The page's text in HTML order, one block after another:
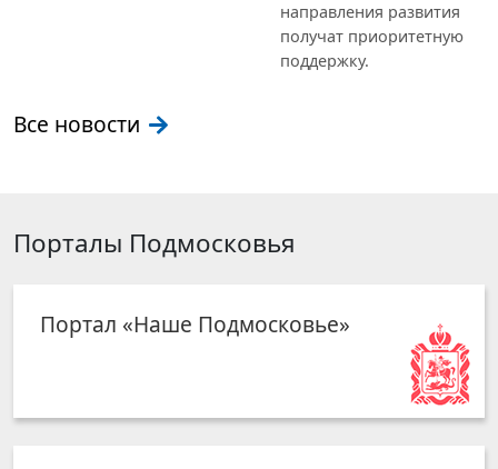
направления развития
получат приоритетную
поддержку.
Все новости
Порталы Подмосковья
Портал «Наше Подмосковье»